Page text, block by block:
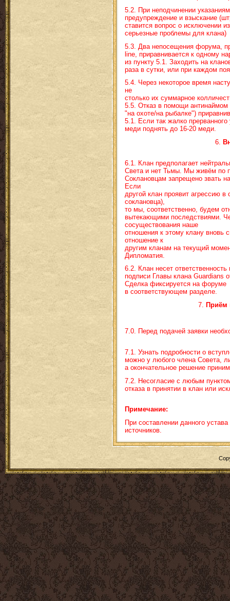
5.2. При неподчинении
предупреждение и взыскание
ставится вопрос о исключении
серьезные проблемы для клана)
5.3. Два непосещения форума,
line, приравнивается к одному
из пункту 5.1. Заходить на
раза в сутки, или при каждом
5.4. Через некоторое время
не
столько их суммарное
5.5. Отказ в помощи антинаймом
"на охоте/на рыбалке")
5.1. Если так жалко
меди поднять до 16-20 меди.
6.
6.1. Клан предполагает
Света и нет Тьмы. Мы живём по
Соклановцам запрещено звать
Если
другой клан проявит агрессию
соклановца),
то мы, соответственно, будем
вытекающими последствиями.
сосуществования наше
отношения к этому клану вновь
отношение к
другим кланам на текущий
Дипломатия.
6.2. Клан несет
подписи Главы клана Guardians
Сделка фиксируется на форуме
в соответствующем разделе.
7.
Приём
7.0. Перед подачей заявки
7.1. Узнать подробности о
можно у любого члена Совета,
а окончательное решение
7.2. Несогласие с любым
отказа в принятии в клан или
Примечание:
При составлении данного
источников.